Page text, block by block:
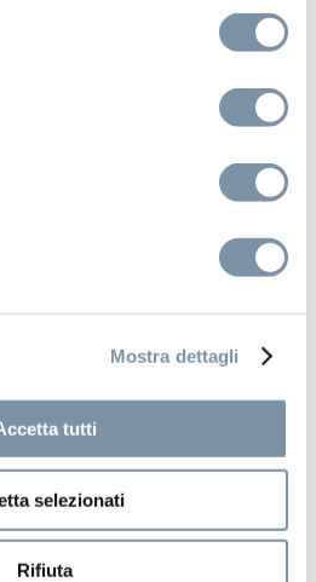
Mostra dettagli
tutti
selezionati
Rifiuta
SPA Home
body jet 40×40